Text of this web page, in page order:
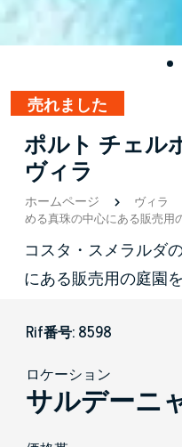
売れました
ポルト チェル
ヴィラ
ホームページ ヴィラ
める真珠の中心にある販売用
コスタ・スメラルダ
にある販売用の庭園
Rif番号: 8598
ロケーション
サルデーニ